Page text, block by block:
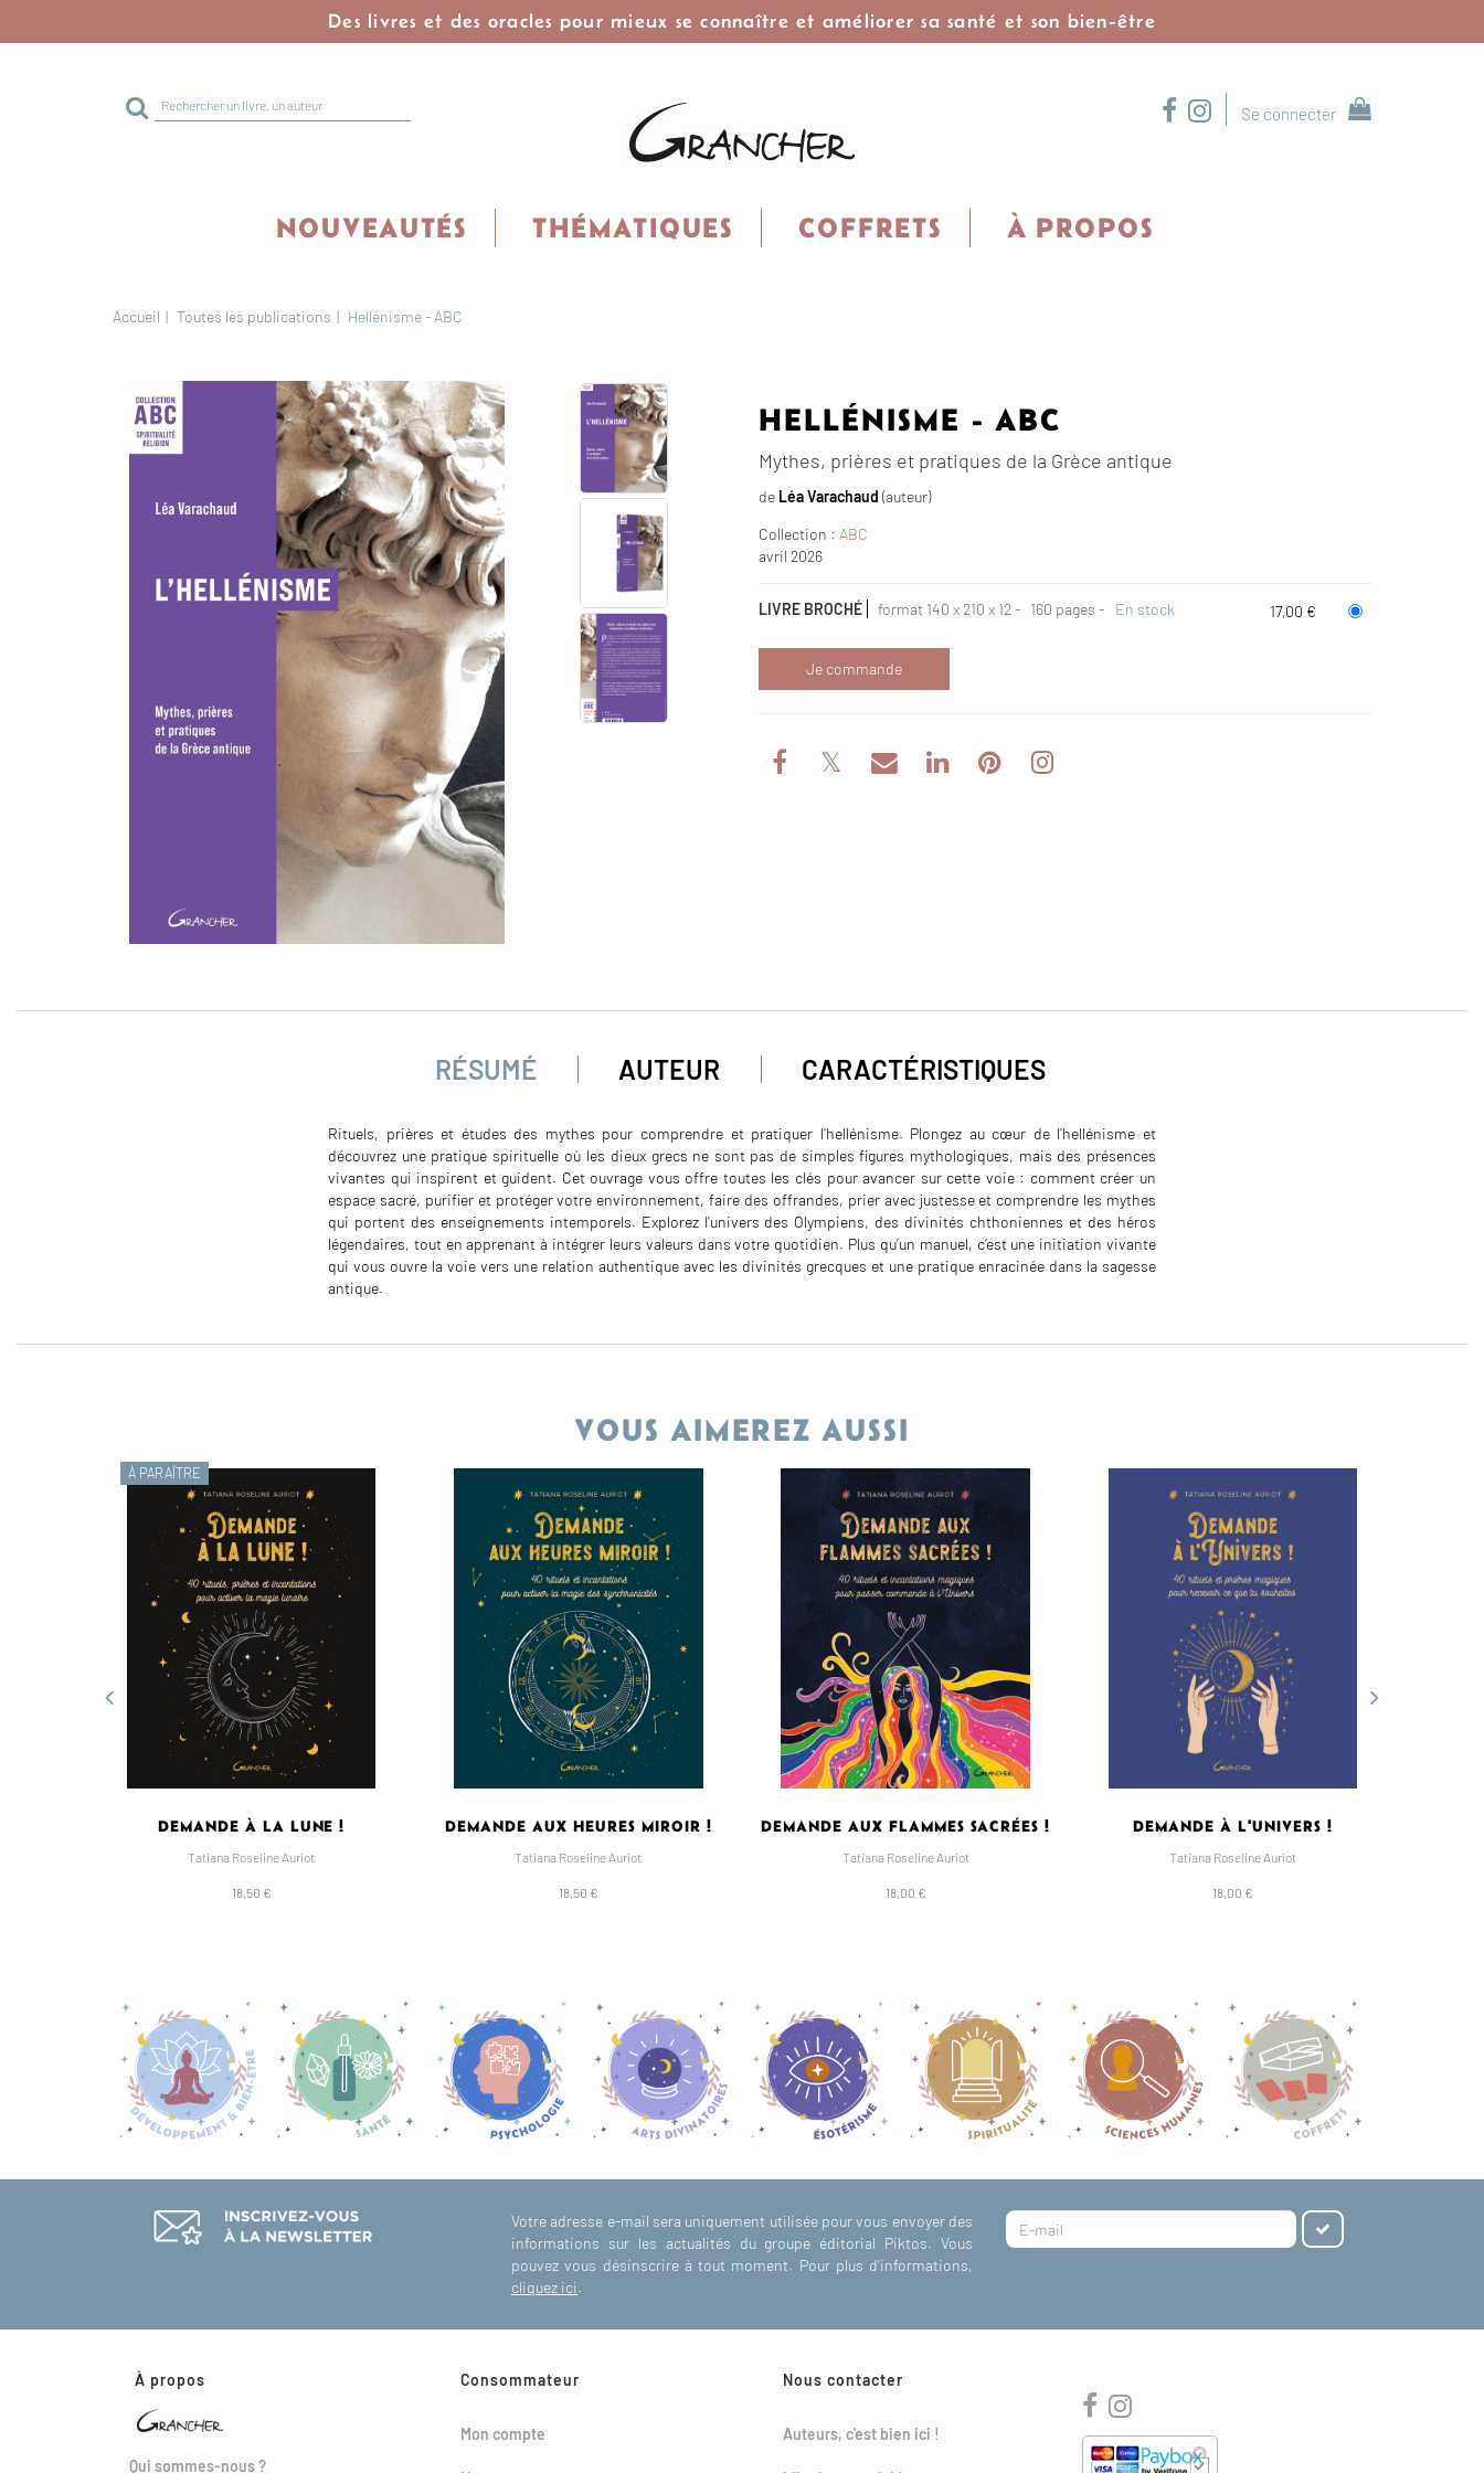
Des livres et des oracles pour mieux se connaître et améliorer sa santé et son bien-être
Rechercher
sur
Se connecter
NOUVEAUTÉS THÉMATIQUES COFFRETS À PROPOS
Accueil Toutes les publications Hellénisme - ABC
HELLÉNISME - ABC
Mythes, prières et pratiques de la Grèce antique
de Léa Varachaud (auteur)
Collection : ABC
avril 2026
LIVRE BROCHÉ format 140 x 210 x 12 160 pages En stock 17,00 €
RÉSUMÉ AUTEUR CARACTÉRISTIQUES
Rituels, prières et études des mythes pour comprendre et pratiquer l’hellénisme. Plongez au cœur de l’hellénisme et
découvrez une pratique spirituelle où les dieux grecs ne sont pas de simples figures mythologiques, mais des présences
vivantes qui inspirent et guident. Cet ouvrage vous offre toutes les clés pour avancer sur cette voie : comment créer un
espace sacré, purifier et protéger votre environnement, faire des offrandes, prier avec justesse et comprendre les mythes
qui portent des enseignements intemporels. Explorez l’univers des Olympiens, des divinités chthoniennes et des héros
légendaires, tout en apprenant à intégrer leurs valeurs dans votre quotidien. Plus qu’un manuel, c’est une initiation vivante
qui vous ouvre la voie vers une relation authentique avec les divinités grecques et une pratique enracinée dans la sagesse
antique.
VOUS AIMEREZ AUSSI
À PARAÎTRE
DEMANDE À LA LUNE !
Tatiana Roseline Auriot
18,50 €
DEMANDE AUX HEURES MIROIR !
Tatiana Roseline Auriot
18,50 €
DEMANDE AUX FLAMMES SACRÉES !
Tatiana Roseline Auriot
18,00 €
DEMANDE À L'UNIVERS !
Tatiana Roseline Auriot
18,00 €
Votre adresse e-mail sera uniquement utilisée pour vous envoyer des
informations sur les actualités du groupe éditorial Piktos. Vous
pouvez vous désinscrire à tout moment. Pour plus d'informations,
cliquez ici.
À propos
Qui sommes-nous ?
Consommateur
Mon compte
Nous contacter
Auteurs, c'est bien ici !